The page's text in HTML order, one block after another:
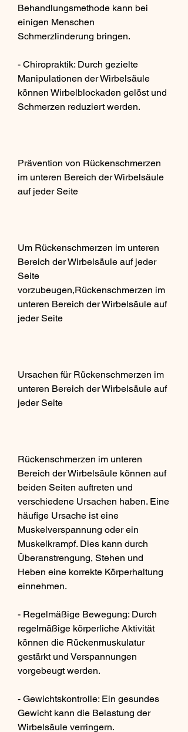
Behandlungsmethode kann bei
einigen Menschen
Schmerzlinderung bringen.
- Chiropraktik: Durch gezielte
Manipulationen der Wirbelsäule
können Wirbelblockaden gelöst und
Schmerzen reduziert werden.
Prävention von Rückenschmerzen
im unteren Bereich der Wirbelsäule
auf jeder Seite
Um Rückenschmerzen im unteren
Bereich der Wirbelsäule auf jeder
Seite
vorzubeugen,Rückenschmerzen im
unteren Bereich der Wirbelsäule auf
jeder Seite
Ursachen für Rückenschmerzen im
unteren Bereich der Wirbelsäule auf
jeder Seite
Rückenschmerzen im unteren
Bereich der Wirbelsäule können auf
beiden Seiten auftreten und
verschiedene Ursachen haben. Eine
häufige Ursache ist eine
Muskelverspannung oder ein
Muskelkrampf. Dies kann durch
Überanstrengung, Stehen und
Heben eine korrekte Körperhaltung
einnehmen.
- Regelmäßige Bewegung: Durch
regelmäßige körperliche Aktivität
können die Rückenmuskulatur
gestärkt und Verspannungen
vorgebeugt werden.
- Gewichtskontrolle: Ein gesundes
Gewicht kann die Belastung der
Wirbelsäule verringern.